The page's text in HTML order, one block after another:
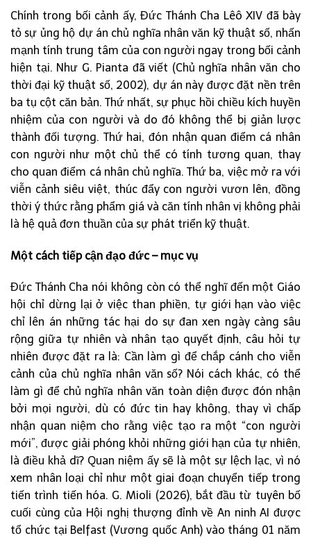
Chính trong bối cảnh ấy, Đức Thánh Cha Lêô XIV đã bày
tỏ sự ủng hộ dự án chủ nghĩa nhân văn kỹ thuật số, nhấn
mạnh tính trung tâm của con người ngay trong bối cảnh
hiện tại. Như G. Pianta đã viết (Chủ nghĩa nhân văn cho
thời đại kỹ thuật số, 2002), dự án này được đặt nền trên
ba tụ cột căn bản. Thứ nhất, sự phục hồi chiều kích huyền
nhiệm của con người và do đó không thể bị giản lược
thành đối tượng. Thứ hai, đón nhận quan điểm cá nhân
con người như một chủ thể có tính tương quan, thay
cho quan điểm cá nhân chủ nghĩa. Thứ ba, việc mở ra với
viễn cảnh siêu việt, thúc đẩy con người vươn lên, đồng
thời ý thức rằng phẩm giá và căn tính nhân vị không phải
là hệ quả đơn thuần của sự phát triển kỹ thuật.
Một cách tiếp cận đạo đức – mục vụ
Đức Thánh Cha nói không còn có thể nghĩ đến một Giáo
hội chỉ dừng lại ở việc than phiền, tự giới hạn vào việc
chỉ lên án những tác hại do sự đan xen ngày càng sâu
rộng giữa tự nhiên và nhân tạo quyết định, câu hỏi tự
nhiên được đặt ra là: Cần làm gì để chắp cánh cho viễn
cảnh của chủ nghĩa nhân văn số? Nói cách khác, có thể
làm gì để chủ nghĩa nhân văn toàn diện được đón nhận
bởi mọi người, dù có đức tin hay không, thay vì chấp
nhận quan niệm cho rằng việc tạo ra một “con người
mới”, được giải phóng khỏi những giới hạn của tự nhiên,
là điều khả dĩ? Quan niệm ấy sẽ là một sự lệch lạc, vì nó
xem nhân loại chỉ như một giai đoạn chuyển tiếp trong
tiến trình tiến hóa. G. Mioli (2026), bắt đầu từ tuyên bố
cuối cùng của Hội nghị thượng đỉnh về An ninh AI được
tổ chức tại Belfast (Vương quốc Anh) vào tháng 01 năm